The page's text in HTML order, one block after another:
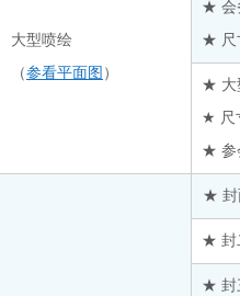
大型喷绘
（参看平面图 ）
★ 会
★ 尺
★ 大
★ 尺
★ 参
★ 封
★ 封
★ 封